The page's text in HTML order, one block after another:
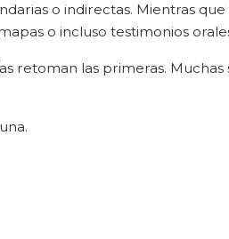
o indirectas. Mientras
o incluso testimonios
retoman las primeras.